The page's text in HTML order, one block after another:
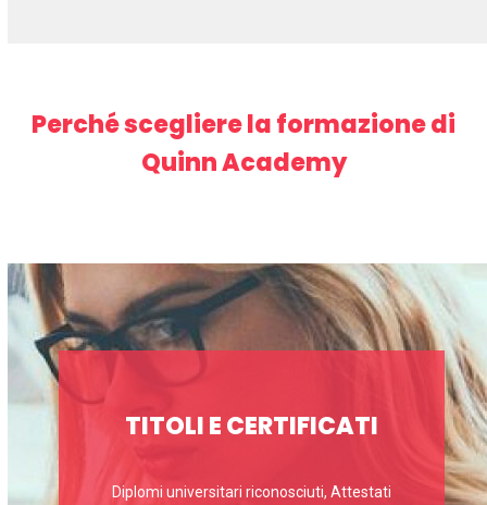
Perché scegliere la formazione di
Quinn Academy
TITOLI E CERTIFICATI
Diplomi universitari riconosciuti, Attestati